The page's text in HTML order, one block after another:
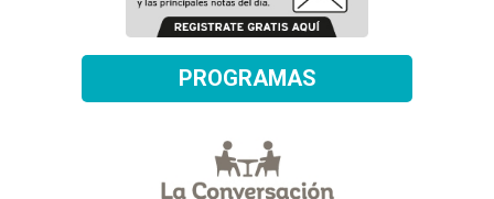
PROGRAMAS